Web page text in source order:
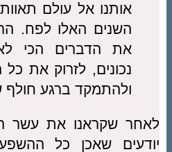
אותנו אל עולם
השנים האלו לפח.
את הדברים הכי לא
נכונים, לזרוק את
ולהתמקד ברגע חולף
לאחר שקראנו את עשר
יודעים שאכן כל